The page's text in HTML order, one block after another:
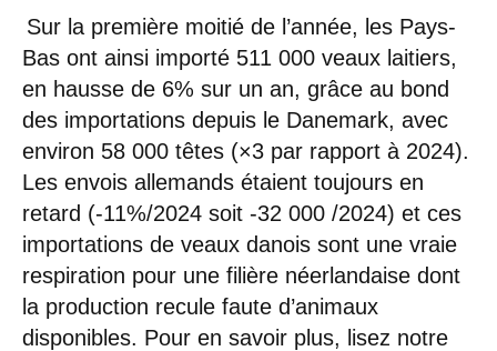
Sur la première moitié de l’année, les Pays-
Bas ont ainsi importé 511 000 veaux laitiers,
en hausse de 6% sur un an, grâce au bond
des importations depuis le Danemark, avec
environ 58 000 têtes (×3 par rapport à 2024).
Les envois allemands étaient toujours en
retard (-11%/2024 soit -32 000 /2024) et ces
importations de veaux danois sont une vraie
respiration pour une filière néerlandaise dont
la production recule faute d’animaux
disponibles. Pour en savoir plus, lisez notre